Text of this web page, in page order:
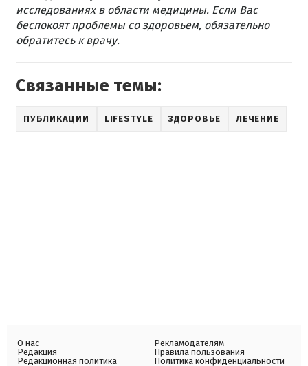
исследованиях в области медицины. Если Вас
беспокоят проблемы со здоровьем, обязательно
обратитесь к врачу.
Связанные темы:
ПУБЛИКАЦИИ LIFESTYLE ЗДОРОВЬЕ ЛЕЧЕНИЕ
О нас
Редакция
Редакционная политика
Рекламодателям
Правила пользования
Политика конфиденциальности